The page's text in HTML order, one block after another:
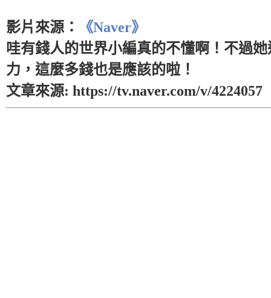
影片來源：
《Naver》
哇有錢人的世界小編真的不懂啊！不過
力，這麼多錢也是應該的啦！
文章來源: https://tv.naver.com/v/4224057